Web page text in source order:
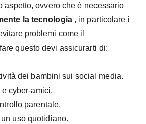
aspetto, ovvero che è necessario
la tecnologia , in particolare i
problemi come il
questo devi assicurarti di:
dei bambini sui social media.
e cyber-amici.
parentale.
uso quotidiano.